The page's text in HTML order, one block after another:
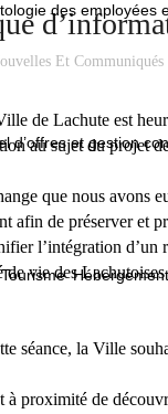
des employées
d’offres et gestion
Tourisme
Et Communiqués
de Lachute est
au sujet du projet
que nous avons
afin de préserver et
l’intégration
vie des
séance, la Ville
à proximité de